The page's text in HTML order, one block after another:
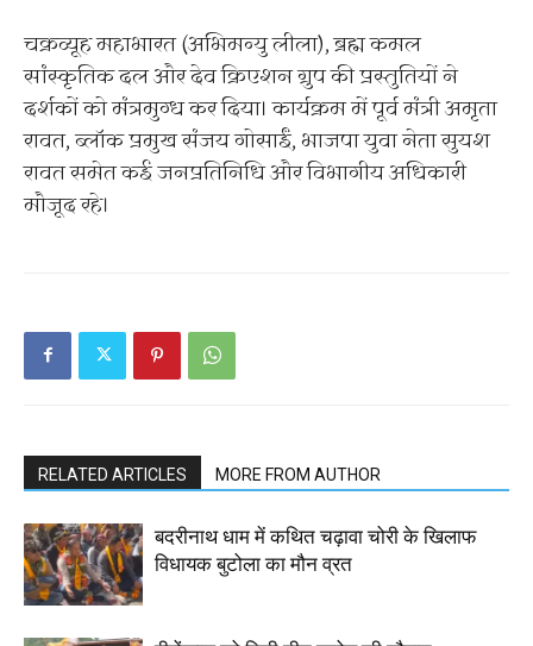
चक्रव्यूह महाभारत (अभिमन्यु लीला), ब्रह्म कमल
सांस्कृतिक दल और देव क्रिएशन ग्रुप की प्रस्तुतियों ने
दर्शकों को मंत्रमुग्ध कर दिया। कार्यक्रम में पूर्व मंत्री अमृता
रावत, ब्लॉक प्रमुख संजय गोसाईं, भाजपा युवा नेता सुयश
रावत समेत कई जनप्रतिनिधि और विभागीय अधिकारी
मौजूद रहे।
RELATED ARTICLES MORE FROM AUTHOR
बदरीनाथ धाम में कथित चढ़ावा चोरी के खिलाफ
विधायक बुटोला का मौन व्रत